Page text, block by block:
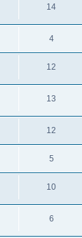
14
4
12
13
12
5
10
6